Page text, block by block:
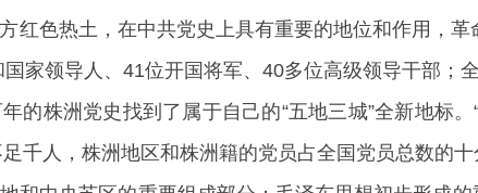
红色热土，在中共党史上具有重要的地位和作用，
家领导人、41位开国将军、40多位高级领导干部；
的株洲党史找到了属于自己的“五地三城”全新地标
千人，株洲地区和株洲籍的党员占全国党员总数的